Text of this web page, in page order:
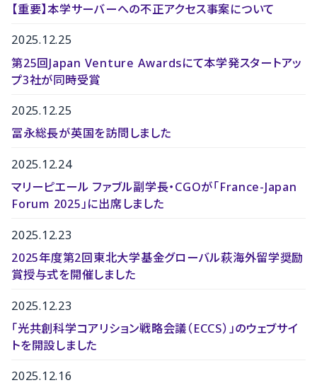
【重要】本学サーバーへの不正アクセス事案について
2025.12.25
第25回Japan Venture Awardsにて本学発スタートアッ
プ3社が同時受賞
2025.12.25
冨永総長が英国を訪問しました
2025.12.24
マリーピエール ファブル副学長・CGOが「France-Japan
Forum 2025」に出席しました
2025.12.23
2025年度第2回東北大学基金グローバル萩海外留学奨励
賞授与式を開催しました
2025.12.23
「光共創科学コアリション戦略会議（ECCS）」のウェブサイ
トを開設しました
2025.12.16